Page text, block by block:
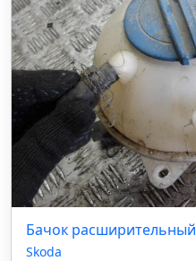
Бачок расширительный
Skoda